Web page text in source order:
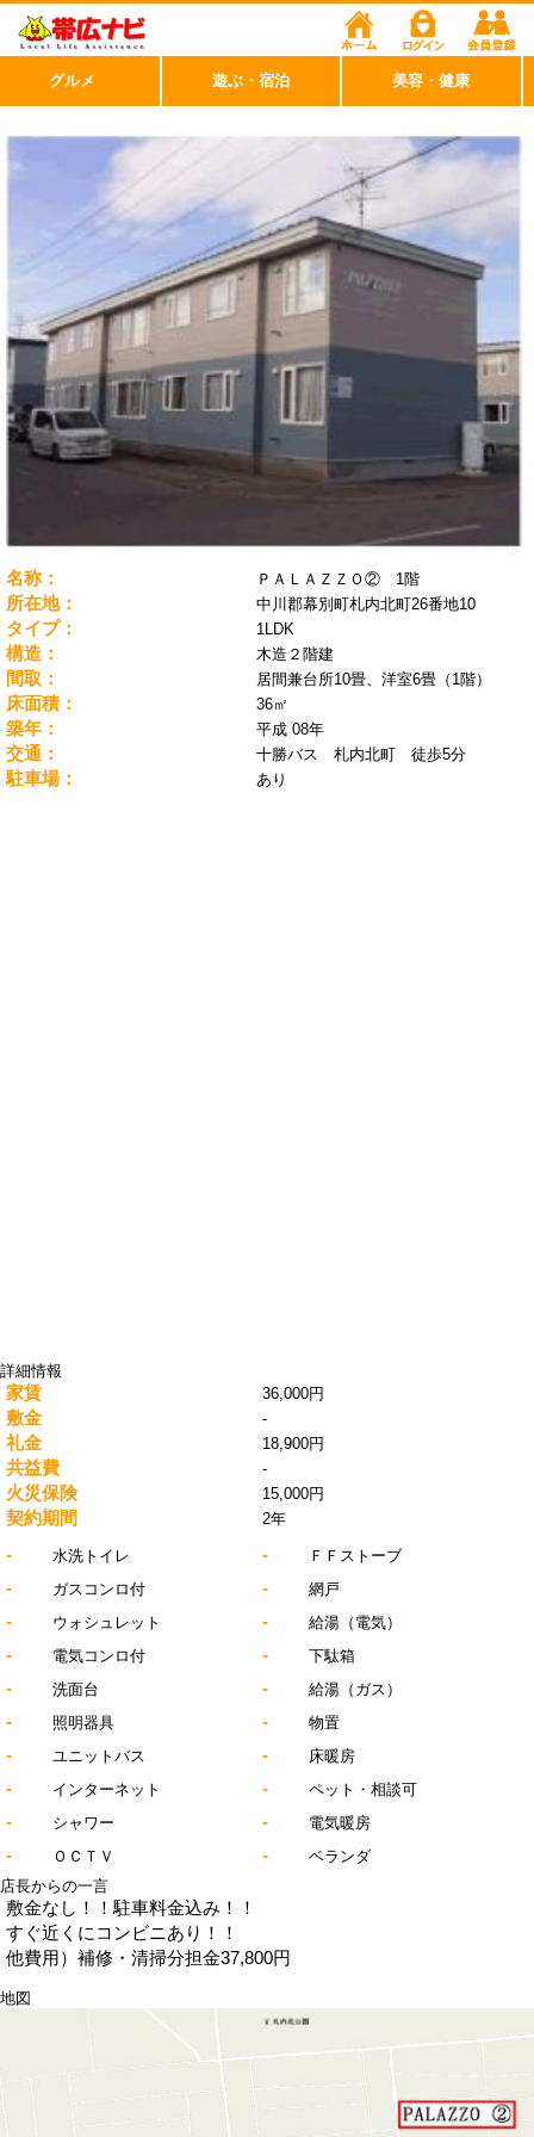
名称： ＰＡＬＡＺＺＯ② 1階
所在地： 中川郡幕別町札内北町26番地10
タイプ： 1LDK
構造： 木造２階建
間取： 居間兼台所10畳、洋室6畳（1階）
床面積： 36㎡
築年： 平成 08年
交通： 十勝バス 札内北町 徒歩5分
駐車場： あり
詳細情報
家賃 36,000円
敷金 -
礼金 18,900円
共益費 -
火災保険 15,000円
契約期間 2年
- 水洗トイレ - ＦＦストーブ
- ガスコンロ付 - 網戸
- ウォシュレット - 給湯（電気）
- 電気コンロ付 - 下駄箱
- 洗面台 - 給湯（ガス）
- 照明器具 - 物置
- ユニットバス - 床暖房
- インターネット - ペット・相談可
- シャワー - 電気暖房
- ＯＣＴＶ -
ベランダ
店長からの一言
敷金なし！！駐車料金込み！！
すぐ近くにコンビニあり！！
他費用）補修・清掃分担金37,800円
地図
グルメ 遊ぶ・宿泊 美容・健康